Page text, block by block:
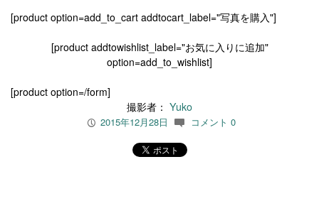
[product option=add_to_cart addtocart_label="写真を購入"]
[product addtowishlist_label="お気に入りに追加"
option=add_to_wishlist]
[product option=/form]
撮影者： Yuko
P 2015年12月28日 c コメント 0